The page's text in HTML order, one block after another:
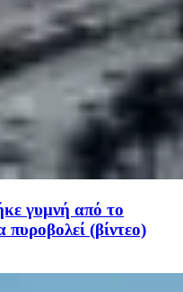
γυμνή από το
πυροβολεί (βίντεο)